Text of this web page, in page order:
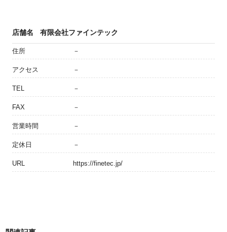
店舗名 有限会社ファインテック
住所 －
アクセス －
TEL －
FAX －
営業時間 －
定休日 －
URL https://finetec.jp/